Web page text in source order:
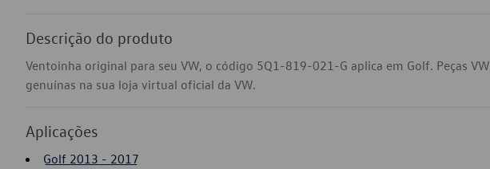
Descrição do produto
Ventoinha original para seu VW, o código 5Q1-819-021-G aplica em Golf. Peças VW
genuínas na sua loja virtual oficial da VW.
Aplicações
Golf 2013 - 2017